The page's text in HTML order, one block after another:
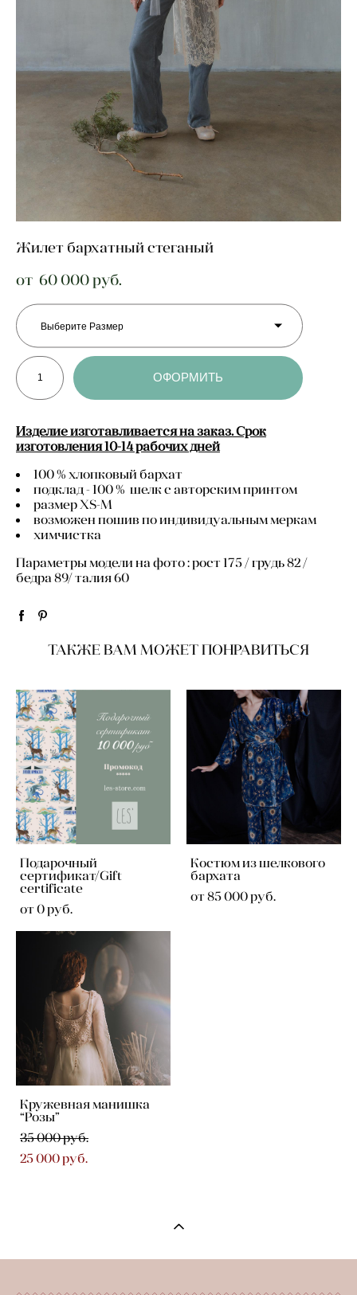
Жилет бархатный стеганый
от 60 000 pуб.
Выберите Размер
ОФОРМИТЬ
Изделие изготавливается на заказ. Срок
изготовления 10-14 рабочих дней
100 % хлопковый бархат
подклад - 100 % шелк с авторским принтом
размер XS-M
возможен пошив по индивидуальным меркам
химчистка
Параметры модели на фото : рост 175 / грудь 82 /
бедра 89/ талия 60
ТАКЖЕ ВАМ МОЖЕТ ПОНРАВИТЬСЯ
Подарочный
сертификат/Gift
certificate
от 0 pуб.
Костюм из шелкового
бархата
от 85 000 pуб.
Кружевная манишка
“Розы”
35 000 pуб.
25 000 pуб.